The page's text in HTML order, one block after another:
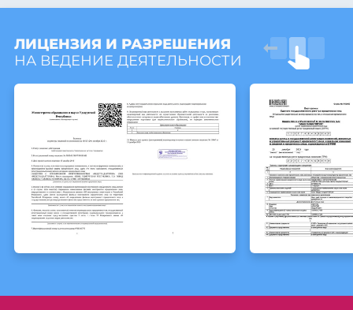
ЛИЦЕНЗИЯ И РАЗРЕШЕНИЯ
НА ВЕДЕНИЕ ДЕЯТЕЛЬНОСТИ